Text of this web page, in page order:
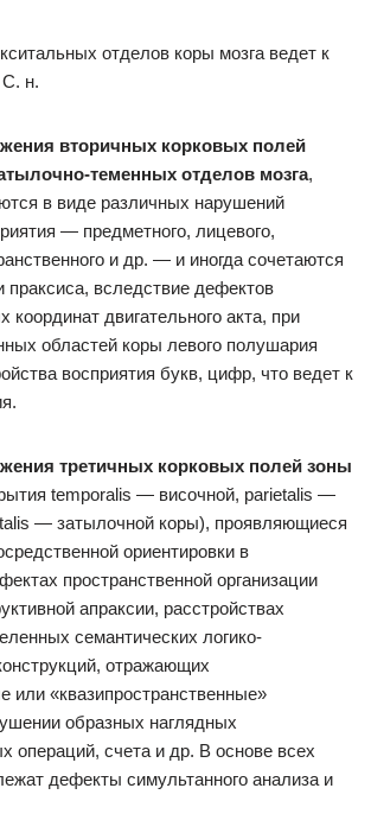
отделов коры мозга ведет к
н.
вторичных корковых полей
теменных отделов мозга,
в виде различных нарушений
— предметного, лицевого,
и др. — и иногда сочетаются
праксиса, вследствие дефектов
координат двигательного акта, при
областей коры левого полушария
восприятия букв, цифр, что ведет к
третичных корковых полей зоны
temporalis — височной, parietalis —
— затылочной коры), проявляющиеся
ориентировки в
пространственной организации
апраксии, расстройствах
семантических логико-
отражающих
или «квазипространственные»
образных наглядных
операций, счета и др. В основе всех
дефекты симультанного анализа и